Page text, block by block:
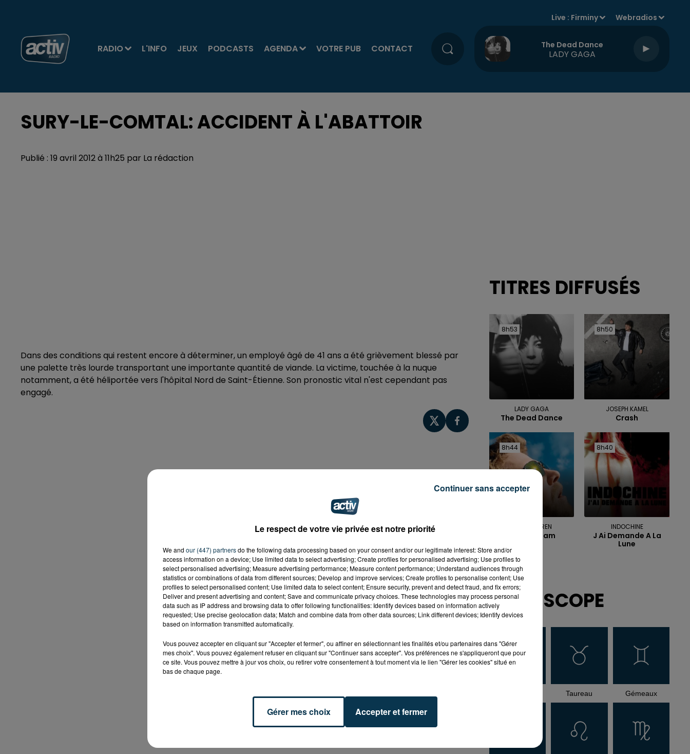
RADIO L'INFO JEUX PODCASTS AGENDA VOTRE PUB CONTACT
Live : Firminy Webradios
The Dead Dance
LADY GAGA
SURY-LE-COMTAL: ACCIDENT À L'ABATTOIR
Publié : 19 avril 2012 à 11h25 par La rédaction
Dans des conditions qui restent encore à déterminer, un employé âgé de 41 ans a été grièvement blessé par
une palette très lourde transportant une importante quantité de viande. La victime, touchée à la nuque
notamment, a été héliportée vers l'hôpital Nord de Saint-Étienne. Son pronostic vital n'est cependant pas
engagé.
TITRES DIFFUSÉS
8h53
8h53
LADY GAGA
The Dead Dance
8h50
8h50
JOSEPH KAMEL
Crash
8h44
8h44
ALEX WARREN
Fever Dream
8h40
8h40
INDOCHINE
J Ai Demande A La
Lune
HOROSCOPE
Taureau Gémeaux
Le respect de votre vie privée est notre priorité
We and our (447) partnersdo the following data processing based on your consent and/or our legitimate interest: Store and/or
access information on a device; Use limited data to select advertising; Create profiles for personalised advertising; Use profiles to
select personalised advertising; Measure advertising performance; Measure content performance; Understand audiences through
statistics or combinations of data from different sources; Develop and improve services; Create profiles to personalise content; Use
profiles to select personalised content; Use limited data to select content; Ensure security, prevent and detect fraud, and fix errors;
Deliver and present advertising and content; Save and communicate privacy choices. These technologies may process personal
data such as IP address and browsing data to offer following functionalities: Identify devices based on information actively
requested; Use precise geolocation data; Match and combine data from other data sources; Link different devices; Identify devices
based on information transmitted automatically.
Vous pouvez accepter en cliquant sur "Accepter et fermer", ou affiner en sélectionnant les finalités et/ou partenaires dans "Gérer
mes choix". Vous pouvez également refuser en cliquant sur "Continuer sans accepter". Vos préférences ne s'appliqueront que pour
ce site. Vous pouvez mettre à jour vos choix, ou retirer votre consentement à tout moment via le lien "Gérer les cookies" situé en
bas de chaque page.
Gérer mes choix Accepter et fermer
Continuer sans accepter